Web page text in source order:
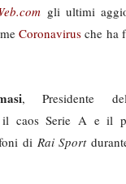
gli ultimi
Coronavirus che ha
, Presidente
il caos Serie A e il
di Rai Sport